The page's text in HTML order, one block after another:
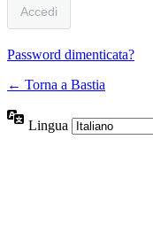
Password dimenticata?
← Torna a Bastia
Lingua